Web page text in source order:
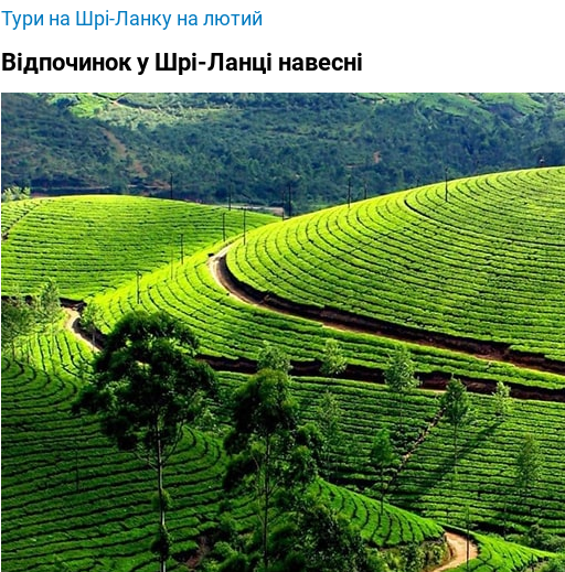
Тури на Шрі-Ланку на лютий
Відпочинок у Шрі-Ланці навесні